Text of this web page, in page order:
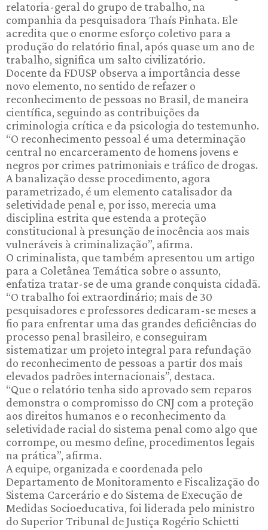
relatoria-geral do grupo de trabalho, na
companhia da pesquisadora Thaís Pinhata. Ele
acredita que o enorme esforço coletivo para a
produção do relatório final, após quase um ano de
trabalho, significa um salto civilizatório.
Docente da FDUSP observa a importância desse
novo elemento, no sentido de refazer o
reconhecimento de pessoas no Brasil, de maneira
científica, seguindo as contribuições da
criminologia crítica e da psicologia do testemunho.
“O reconhecimento pessoal é uma determinação
central no encarceramento de homens jovens e
negros por crimes patrimoniais e tráfico de drogas.
A banalização desse procedimento, agora
parametrizado, é um elemento catalisador da
seletividade penal e, por isso, merecia uma
disciplina estrita que estenda a proteção
constitucional à presunção de inocência aos mais
vulneráveis à criminalização”, afirma.
O criminalista, que também apresentou um artigo
para a Coletânea Temática sobre o assunto,
enfatiza tratar-se de uma grande conquista cidadã.
“O trabalho foi extraordinário; mais de 30
pesquisadores e professores dedicaram-se meses a
fio para enfrentar uma das grandes deficiências do
processo penal brasileiro, e conseguiram
sistematizar um projeto integral para refundação
do reconhecimento de pessoas a partir dos mais
elevados padrões internacionais”, destaca.
“Que o relatório tenha sido aprovado sem reparos
demonstra o compromisso do CNJ com a proteção
aos direitos humanos e o reconhecimento da
seletividade racial do sistema penal como algo que
corrompe, ou mesmo define, procedimentos legais
na prática”, afirma.
A equipe, organizada e coordenada pelo
Departamento de Monitoramento e Fiscalização do
Sistema Carcerário e do Sistema de Execução de
Medidas Socioeducativa, foi liderada pelo ministro
do Superior Tribunal de Justiça Rogério Schietti